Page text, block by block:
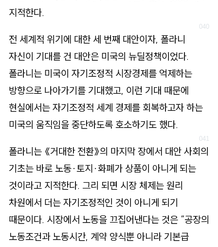
지적한다.
전 세계적 위기에 대한 세 번째 대안이자, 폴라니
자신이 기대를 건 대안은 미국의 뉴딜정책이었다.
폴라니는 미국이 자기조정적 시장경제를 억제하는
방향으로 나아가기를 기대했고, 이런 기대 때문에
현실에서는 자기조정적 세계 경제를 회복하고자 하는
미국의 움직임을 중단하도록 호소하기도 했다.
폴라니는 《거대한 전환》의 마지막 장에서 대안 사회의
기초는 바로 노동·토지·화폐가 상품이 아니게 되는
것이라고 지적한다. 그리 되면 시장 체제는 원리
차원에서 더는 자기조정적인 것이 아니게 되기
때문이다. 시장에서 노동을 끄집어낸다는 것은 “공장의
노동조건과 노동시간, 계약 양식뿐 아니라 기본급